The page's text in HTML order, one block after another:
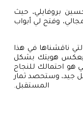
بروفايلي، حيث
وفتح لي أبواب
ناقشناها في هذا
يعكس هويتك بشكل
هو احتمالك للنجاح
جيد، وستحصد ثمار